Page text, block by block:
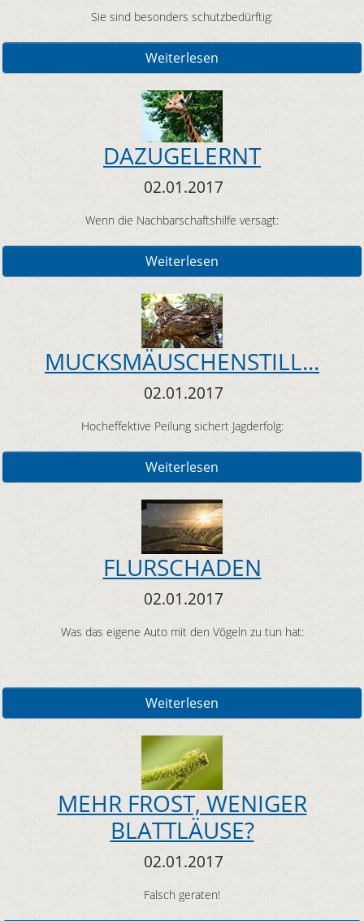
Sie sind besonders schutzbedürftig:
Weiterlesen
DAZUGELERNT
02.01.2017
Wenn die Nachbarschaftshilfe versagt:
Weiterlesen
MUCKSMÄUSCHENSTILL...
02.01.2017
Hocheffektive Peilung sichert Jagderfolg:
Weiterlesen
FLURSCHADEN
02.01.2017
Was das eigene Auto mit den Vögeln zu tun hat:
Weiterlesen
MEHR FROST, WENIGER
BLATTLÄUSE?
02.01.2017
Falsch geraten!